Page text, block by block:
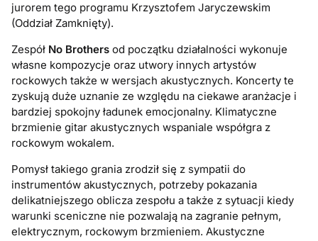
jurorem tego programu Krzysztofem Jaryczewskim
(Oddział Zamknięty).
Zespół No Brothers od początku działalności wykonuje
własne kompozycje oraz utwory innych artystów
rockowych także w wersjach akustycznych. Koncerty te
zyskują duże uznanie ze względu na ciekawe aranżacje i
bardziej spokojny ładunek emocjonalny. Klimatyczne
brzmienie gitar akustycznych wspaniale współgra z
rockowym wokalem.
Pomysł takiego grania zrodził się z sympatii do
instrumentów akustycznych, potrzeby pokazania
delikatniejszego oblicza zespołu a także z sytuacji kiedy
warunki sceniczne nie pozwalają na zagranie pełnym,
elektrycznym, rockowym brzmieniem. Akustyczne